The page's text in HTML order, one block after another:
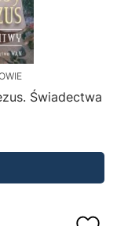
Świadectwa